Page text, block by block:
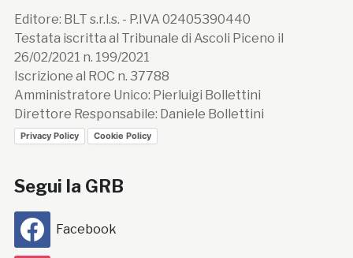
Editore: BLT s.r.l.s. - P.IVA 02405390440
Testata iscritta al Tribunale di Ascoli Piceno il
26/02/2021 n. 199/2021
Iscrizione al ROC n. 37788
Amministratore Unico: Pierluigi Bollettini
Direttore Responsabile: Daniele Bollettini
Privacy Policy Cookie Policy
Segui la GRB
Facebook